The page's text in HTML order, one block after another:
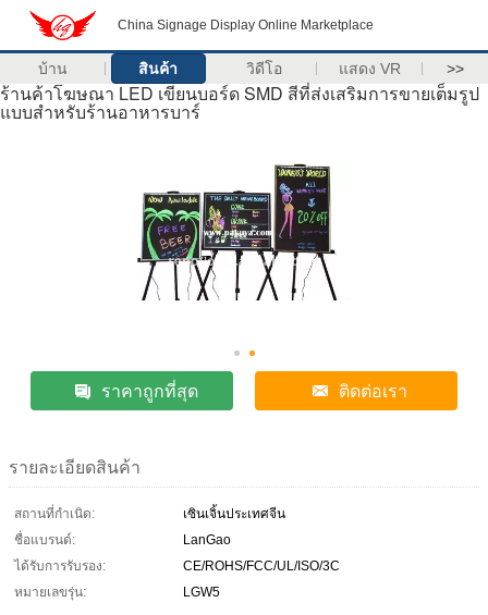
China Signage Display Online Marketplace
บ้าน สินค้า วิดีโอ แสดง VR >>
ร้านค้าโฆษณา LED เขียนบอร์ด SMD สีที่ส่งเสริมการขายเต็มรูป
แบบสำหรับร้านอาหารบาร์
ราคาถูกที่สุด ติดต่อเรา
รายละเอียดสินค้า
สถานที่กำเนิด:
เซินเจิ้นประเทศจีน
ชื่อแบรนด์:
LanGao
ได้รับการรับรอง:
CE/ROHS/FCC/UL/ISO/3C
หมายเลขรุ่น:
LGW5